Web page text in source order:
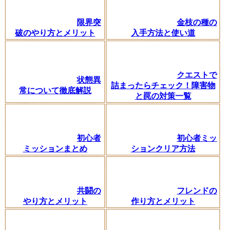
限界突
破のやり方とメリット
金枝の種の
入手方法と使い道
状態異
常について徹底解説
クエストで
詰まったらチェック！障害物
と罠の対策一覧
初心者
ミッションまとめ
初心者ミッ
ションクリア方法
共闘の
やり方とメリット
フレンドの
作り方とメリット